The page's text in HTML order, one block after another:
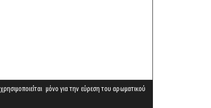
μόνο για την εύρεση του αρωματικού